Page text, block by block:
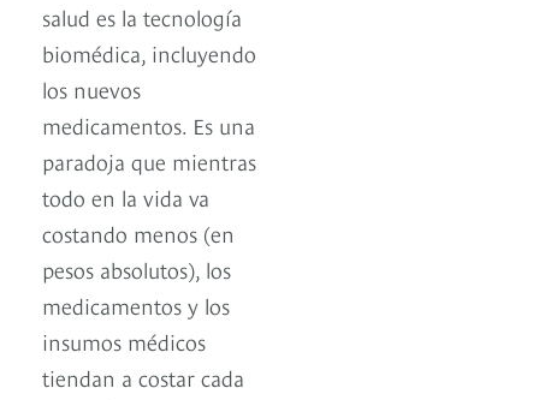
salud es la tecnología
biomédica, incluyendo
los nuevos
medicamentos. Es una
paradoja que mientras
todo en la vida va
costando menos (en
pesos absolutos), los
medicamentos y los
insumos médicos
tiendan a costar cada